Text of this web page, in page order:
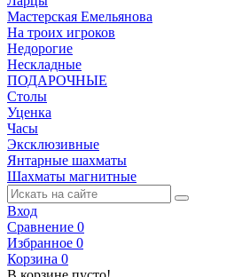
Мастерская Емельянова
На троих игроков
Недорогие
Нескладные
ПОДАРОЧНЫЕ
Столы
Уценка
Часы
Эксклюзивные
Янтарные шахматы
Шахматы магнитные
Вход
Сравнение 0
Избранное 0
Корзина 0